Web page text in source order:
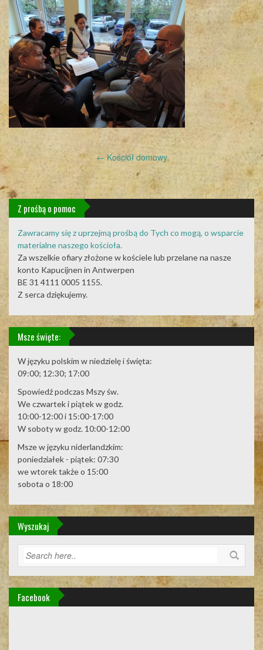
Post
navigation
← Kościół domowy
Z prośbą o pomoc
Zawracamy się z uprzejmą prośbą do Tych co mogą, o wsparcie
materialne naszego kościoła.
Za wszelkie ofiary złożone w kościele lub przelane na nasze
konto Kapucijnen in Antwerpen
BE 31 4111 0005 1155.
Z serca dziękujemy.
Msze święte:
W języku polskim w niedzielę i święta:
09:00; 12:30; 17:00
Spowiedź podczas Mszy św.
We czwartek i piątek w godz.
10:00-12:00 i 15:00-17:00
W soboty w godz. 10:00-12:00
Msze w języku niderlandzkim:
poniedziałek - piątek: 07:30
we wtorek także o 15:00
sobota o 18:00
Wyszukaj
Facebook